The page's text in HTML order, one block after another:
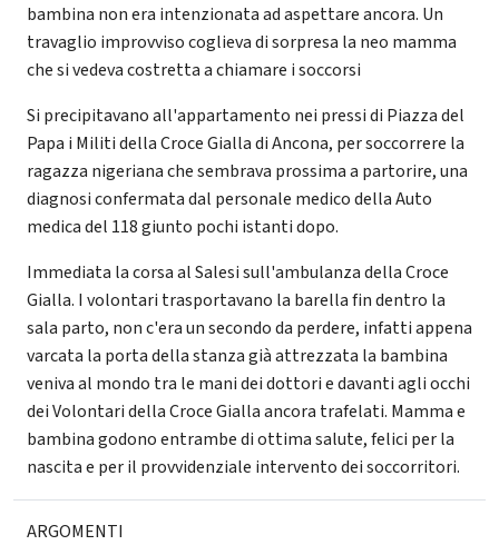
bambina non era intenzionata ad aspettare ancora. Un
travaglio improvviso coglieva di sorpresa la neo mamma
che si vedeva costretta a chiamare i soccorsi
Si precipitavano all'appartamento nei pressi di Piazza del
Papa i Militi della Croce Gialla di Ancona, per soccorrere la
ragazza nigeriana che sembrava prossima a partorire, una
diagnosi confermata dal personale medico della Auto
medica del 118 giunto pochi istanti dopo.
Immediata la corsa al Salesi sull'ambulanza della Croce
Gialla. I volontari trasportavano la barella fin dentro la
sala parto, non c'era un secondo da perdere, infatti appena
varcata la porta della stanza già attrezzata la bambina
veniva al mondo tra le mani dei dottori e davanti agli occhi
dei Volontari della Croce Gialla ancora trafelati. Mamma e
bambina godono entrambe di ottima salute, felici per la
nascita e per il provvidenziale intervento dei soccorritori.
ARGOMENTI